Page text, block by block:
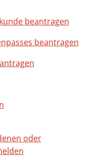
beantragen
beantragen
oder